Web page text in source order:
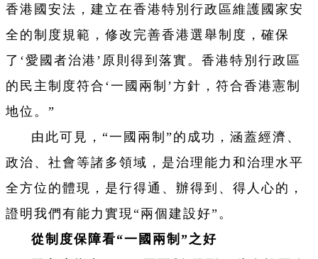
香港國安法，建立在香港特別行政區維護國家安
全的制度規範，修改完善香港選舉制度，確保
了‘愛國者治港 ’原則得到落實。香港特別行政區
的民主制度符合‘一國兩制 ’方針，符合香港憲制
地位。”
由此可見，“一國兩制”的成功，涵蓋經濟、
政治、社會等諸多領域，是治理能力和治理水平
全方位的體現，是行得通、辦得到、得人心的，
證明我們有能力實現“兩個建設好”。
從制度保障看“一國兩制”之好